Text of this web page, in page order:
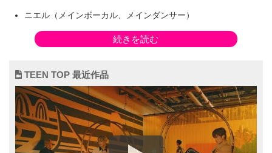
ニエル（メインボーカル、メインダンサー）
リッキー（サブボーカル、リードダンサー）
エルジョ（2017年3月脱退）
グループ名
続きを読む
TEEN TOP 最近作品